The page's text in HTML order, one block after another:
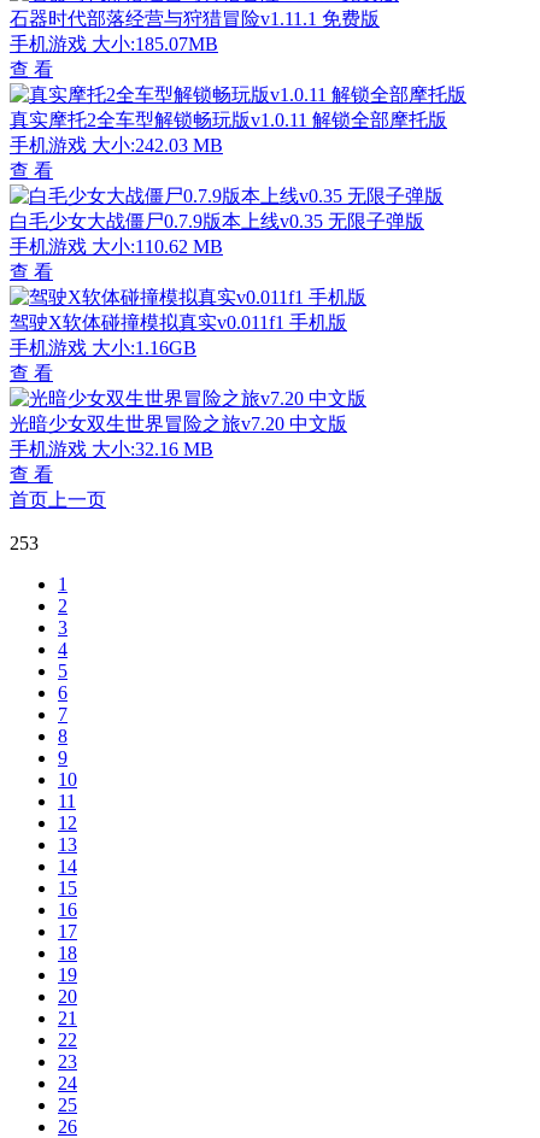
石器时代部落经营与狩猎冒险v1.11.1 免费版
手机游戏 大小:185.07MB
查 看
真实摩托2全车型解锁畅玩版v1.0.11 解锁全部摩托版
手机游戏 大小:242.03 MB
查 看
白毛少女大战僵尸0.7.9版本上线v0.35 无限子弹版
手机游戏 大小:110.62 MB
查 看
驾驶X软体碰撞模拟真实v0.011f1 手机版
手机游戏 大小:1.16GB
查 看
光暗少女双生世界冒险之旅v7.20 中文版
手机游戏 大小:32.16 MB
查 看
首页 上一页
253
1
2
3
4
5
6
7
8
9
10
11
12
13
14
15
16
17
18
19
20
21
22
23
24
25
26